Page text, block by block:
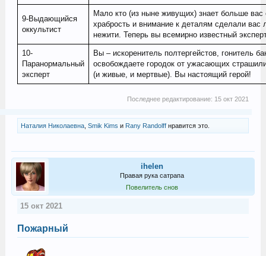
9-Выдающийся
оккультист
Мало кто (из ныне живущих) знает больше
храбрость и внимание к деталям сделали
нежити. Теперь вы всемирно известный
10-
Паранормальный
эксперт
Вы – искоренитель полтергейстов, гонитель
освобождаете городок от ужасающих
(и живые, и мертвые). Вы настоящий герой!
Последнее редактирование: 15 окт 2021
Наталия Николаевна, Smik Kims и Rany Randolffнравится это.
ihelen
Правая рука сатрапа
Повелитель снов
15 окт 2021
Пожарный